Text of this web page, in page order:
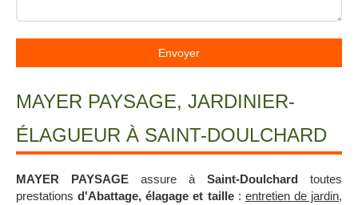
Envoyer
MAYER PAYSAGE, JARDINIER-
ÉLAGUEUR À SAINT-DOULCHARD
MAYER PAYSAGE assure à Saint-Doulchard toutes
prestations d'Abattage, élagage et taille: entretien de jardin,